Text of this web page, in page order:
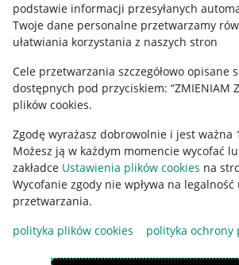
podstawie informacji przesyłanych
Twoje dane personalne przetwarzamy
ułatwiania korzystania z naszych stron
Cele przetwarzania szczegółowo opisane
dostępnych pod przyciskiem: “ZMIENIAM
plików cookies.
Zgodę wyrażasz dobrowolnie i jest ważna
Możesz ją w każdym momencie wycofać
zakładce Ustawienia plików cookies na
Wycofanie zgody nie wpływa na
przetwarzania.
polityka plików cookies
polityka ochrony
Polityka plików "cookies"
Ustawienia plików "cookies"
Udostępnianie lokalizacji
Informacje dla Aktu o Usługach Cyfrowych
Pobierz aplikację